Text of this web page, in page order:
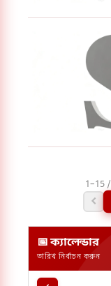
1–15
📅 ক্যালেন্ডার
তারিখ নির্বাচন করুন